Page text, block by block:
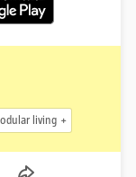
living